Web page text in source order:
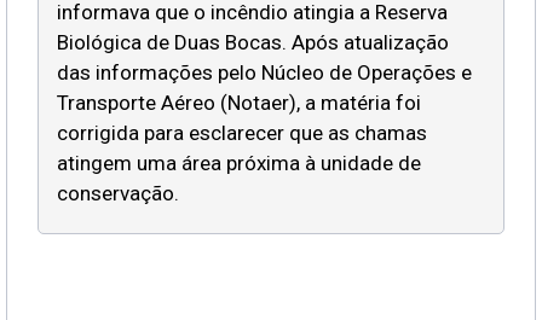
informava que o incêndio atingia a Reserva
Biológica de Duas Bocas. Após atualização
das informações pelo Núcleo de Operações e
Transporte Aéreo (Notaer), a matéria foi
corrigida para esclarecer que as chamas
atingem uma área próxima à unidade de
conservação.